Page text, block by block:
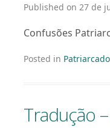
Published on 27 de
Confusões
Posted in Patriarcado
Tradução